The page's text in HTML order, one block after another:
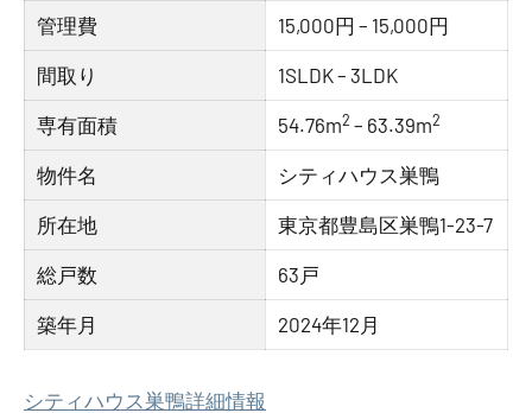
管理費 15,000円 – 15,000円
間取り 1SLDK – 3LDK
専有面積 54.76m2 – 63.39m2
物件名 シティハウス巣鴨
所在地 東京都豊島区巣鴨1-23-7
総戸数 63戸
築年月 2024年12月
シティハウス巣鴨詳細情報